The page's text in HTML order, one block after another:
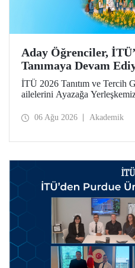
Aday Öğrenciler,
Tanımaya Devam
İTÜ 2026 Tanıtım ve Tercih
ailelerini Ayazağa
ilgili fakülte ve birimler
06 Ağu 2026 Akademik